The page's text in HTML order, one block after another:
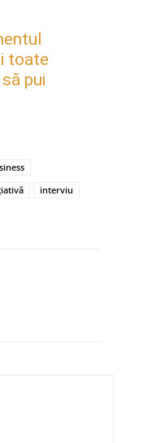
toate
pui
interviu